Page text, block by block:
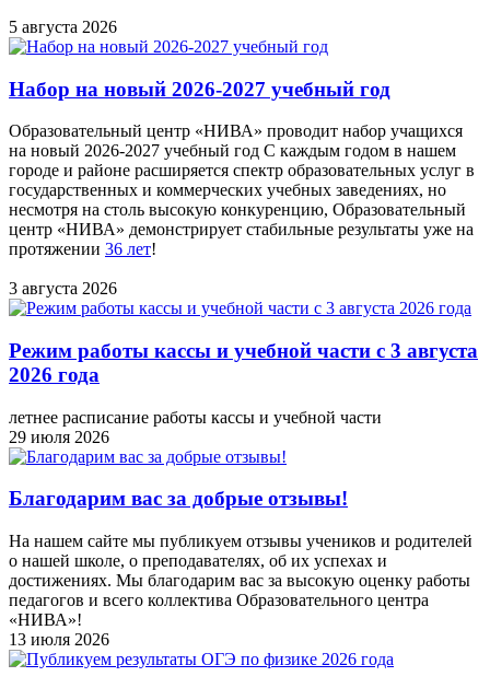
5 августа 2026
Набор на новый 2026-2027 учебный год
Образовательный центр «НИВА» проводит набор учащихся
на новый 2026-2027 учебный год С каждым годом в нашем
городе и районе расширяется спектр образовательных услуг в
государственных и коммерческих учебных заведениях, но
несмотря на столь высокую конкуренцию, Образовательный
центр «НИВА» демонстрирует стабильные результаты уже на
протяжении 36 лет!
3 августа 2026
Режим работы кассы и учебной части с 3 августа
2026 года
летнее расписание работы кассы и учебной части
29 июля 2026
Благодарим вас за добрые отзывы!
На нашем сайте мы публикуем отзывы учеников и родителей
о нашей школе, о преподавателях, об их успехах и
достижениях. Мы благодарим вас за высокую оценку работы
педагогов и всего коллектива Образовательного центра
«НИВА»!
13 июля 2026